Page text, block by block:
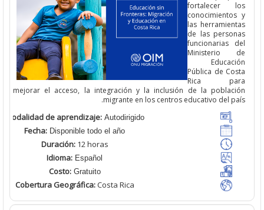
fortalecer
las
de las
funcionarias
Ministerio
Pública de
Rica
mejorar el acceso, la integración y la inclusión de la
migrante en los centros educativo del
Modalidad de aprendizaje:Autodirigido
Fecha:Disponible todo el año
Duración:12 horas
Idioma:
Costo:Gratuito
Cobertura Geográfica:Costa Rica